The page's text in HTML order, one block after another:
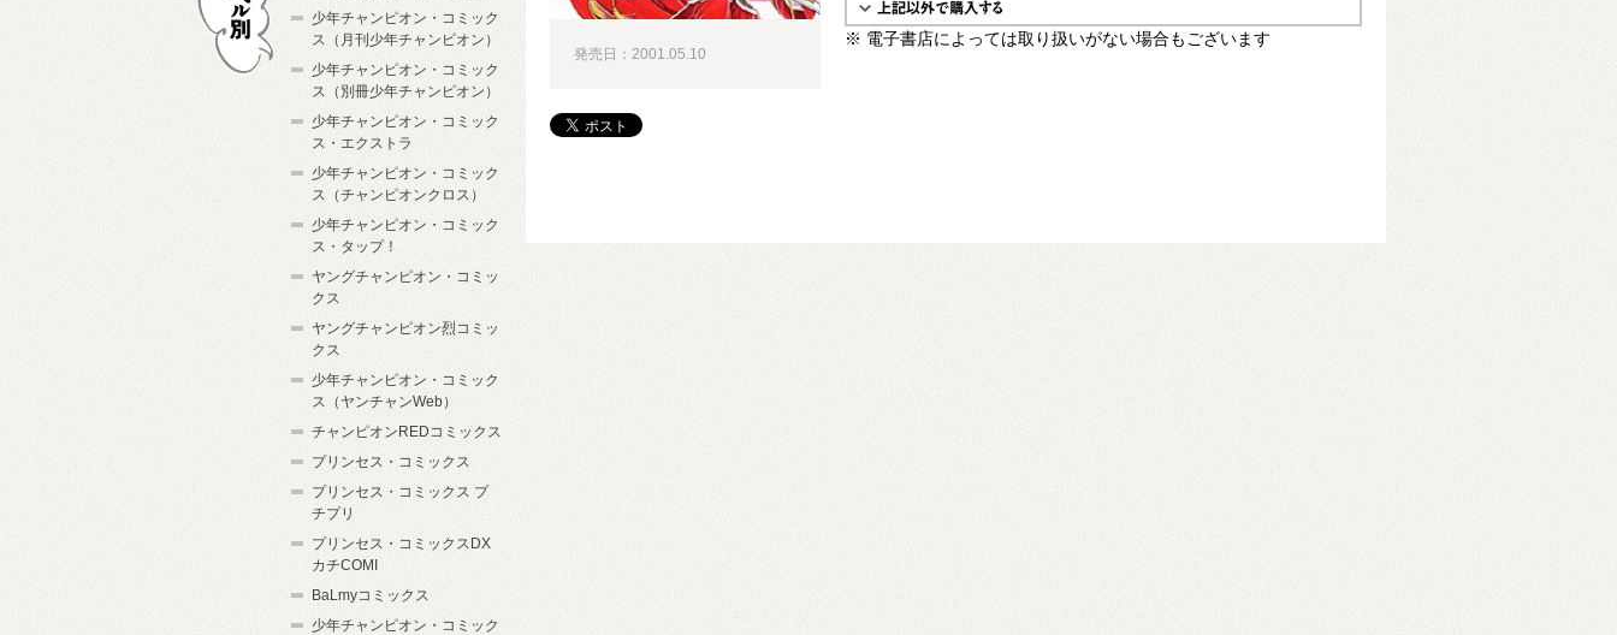
※ 電子書店によっては取り扱いがない場合もございます
発売日：2001.05.10
少年チャンピオン・コミック
ス（月刊少年チャンピオン）
少年チャンピオン・コミック
ス（別冊少年チャンピオン）
少年チャンピオン・コミック
ス・エクストラ
少年チャンピオン・コミック
ス（チャンピオンクロス）
少年チャンピオン・コミック
ス・タップ！
ヤングチャンピオン・コミッ
クス
ヤングチャンピオン烈コミッ
クス
少年チャンピオン・コミック
ス（ヤンチャンWeb）
チャンピオンREDコミックス
プリンセス・コミックス
プリンセス・コミックス プ
チプリ
プリンセス・コミックスDX
カチCOMI
BaLmyコミックス
少年チャンピオン・コミック